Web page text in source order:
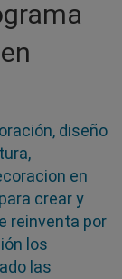
diseño
en
crear y
reinventa por
los
las